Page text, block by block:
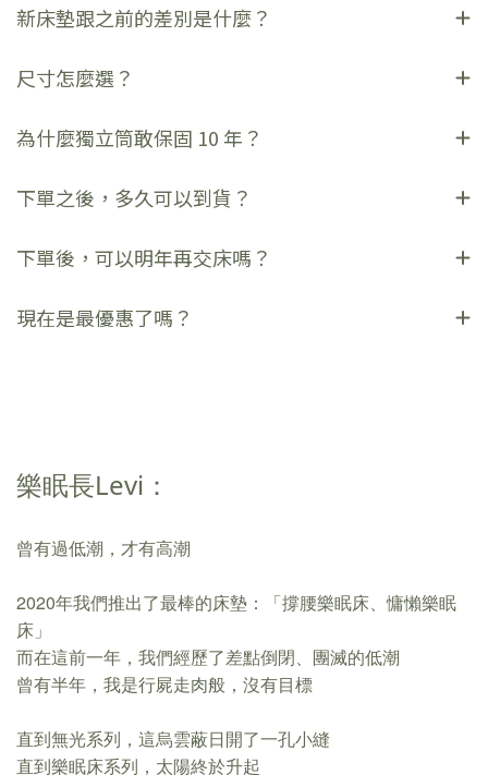
新床墊跟之前的差別是什麼？
尺寸怎麼選？
為什麼獨立筒敢保固 10 年？
下單之後，多久可以到貨？
下單後，可以明年再交床嗎？
現在是最優惠了嗎？
樂眠長Levi：
曾有過低潮，才有高潮
2020年我們推出了最棒的床墊：「撐腰樂眠床、慵懶樂眠
床」
而在這前一年，我們經歷了差點倒閉、團滅的低潮
曾有半年，我是行屍走肉般，沒有目標
直到無光系列，這烏雲蔽日開了一孔小縫
直到樂眠床系列，太陽終於升起